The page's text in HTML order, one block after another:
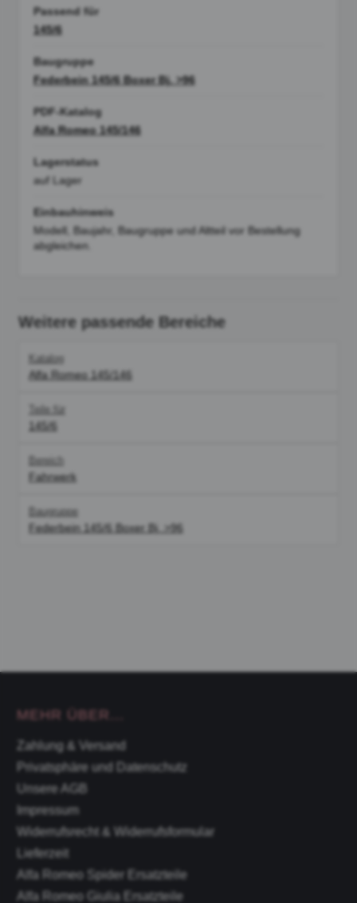
Passend für
145/6
Baugruppe
Federbein 145/6 Boxer Bj. >96
PDF-Katalog
Alfa Romeo 145/146
Lagerstatus
auf Lager
Einbauhinweis
Modell, Baujahr, Baugruppe und Altteil vor Bestellung
abgleichen.
Weitere passende Bereiche
Katalog
Alfa Romeo 145/146
Teile für
145/6
Bereich
Fahrwerk
Baugruppe
Federbein 145/6 Boxer Bj. >96
MEHR ÜBER...
Zahlung & Versand
Privatsphäre und Datenschutz
Unsere AGB
Impressum
Widerrufsrecht & Widerrufsformular
Lieferzeit
Alfa Romeo Spider Ersatzteile
Alfa Romeo Giulia Ersatzteile